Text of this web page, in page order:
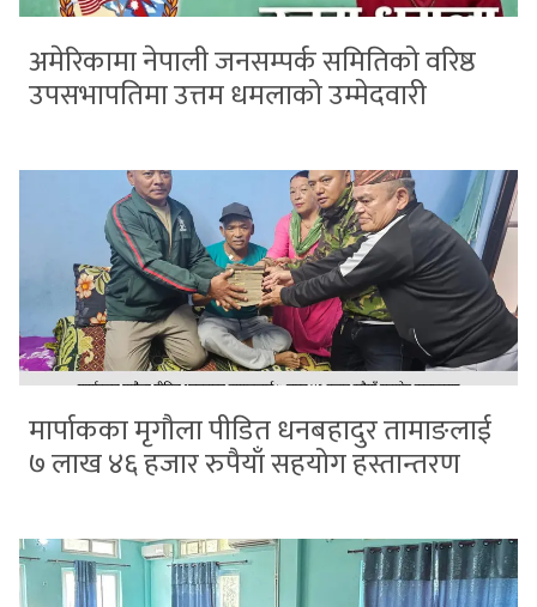
अमेरिकामा नेपाली जनसम्पर्क समितिको वरिष्ठ
उपसभापतिमा उत्तम धमलाको उम्मेदवारी
मार्पाकका मृगौला पीडित धनबहादुर तामाङलाई
७ लाख ४६ हजार रुपैयाँ सहयोग हस्तान्तरण